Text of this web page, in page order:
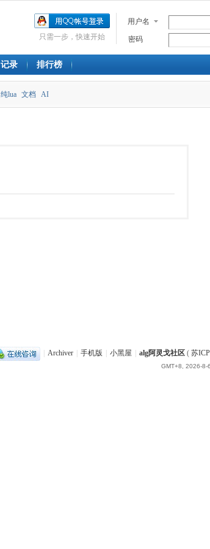
用户名
密码
只需一步，快速开始
记录 排行榜
纯lua 文档 AI
Archiver 手机版 小黑屋 alg阿灵戈社区 ( 苏
GMT+8, 2026-8-